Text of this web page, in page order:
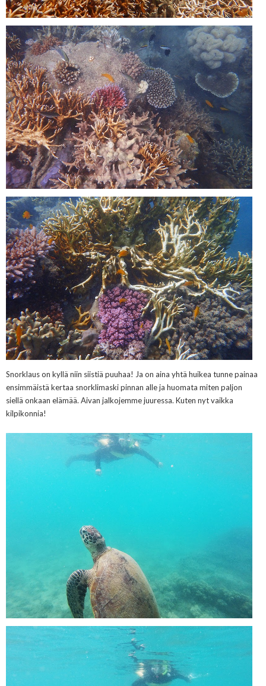
Snorklaus on kyllä niin siistiä puuhaa! Ja on aina yhtä huikea tunne painaa
ensimmäistä kertaa snorklimaski pinnan alle ja huomata miten paljon
siellä onkaan elämää. Aivan jalkojemme juuressa. Kuten nyt vaikka
kilpikonnia!